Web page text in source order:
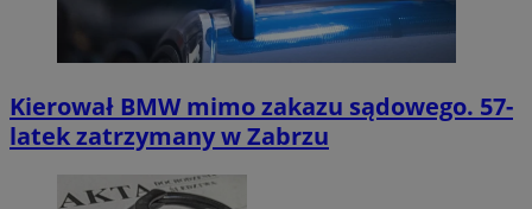
Kierował BMW mimo zakazu sądowego. 57-
latek zatrzymany w Zabrzu